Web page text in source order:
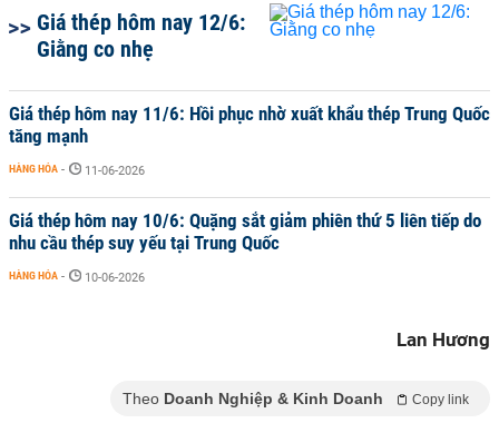
Giá thép hôm nay 12/6:
Giằng co nhẹ
Giá thép hôm nay 11/6: Hồi phục nhờ xuất khẩu thép Trung Quốc
tăng mạnh
HÀNG HÓA - 11-06-2026
Giá thép hôm nay 10/6: Quặng sắt giảm phiên thứ 5 liên tiếp do
nhu cầu thép suy yếu tại Trung Quốc
HÀNG HÓA - 10-06-2026
Lan Hương
Theo Doanh Nghiệp & Kinh Doanh Copy link